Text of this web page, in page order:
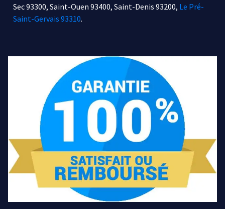
Sec 93300, Saint-Ouen 93400, Saint-Denis 93200, Le Pré-
Saint-Gervais 93310.